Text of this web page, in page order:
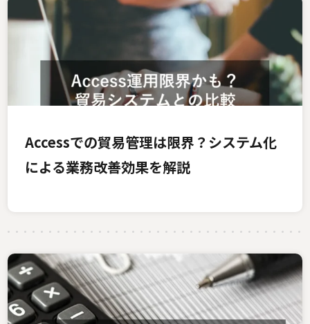
Accessでの貿易管理は限界？システム化
による業務改善効果を解説